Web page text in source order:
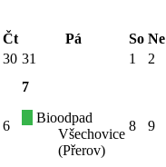
Čt Pá So Ne
30 31 1
2
6
7
Bioodpad
Všechovice
(Přerov)
8 9